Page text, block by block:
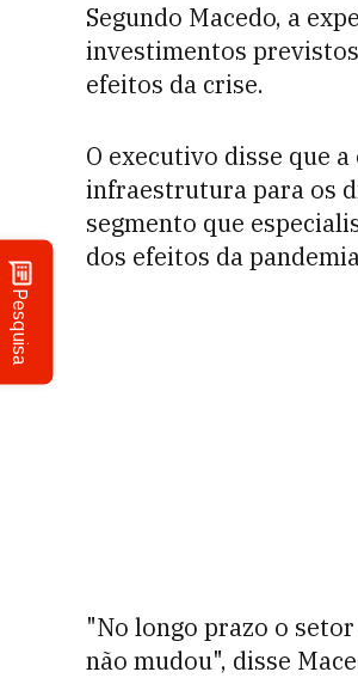
Pesquisa
Segundo Macedo, a
investimentos
efeitos da crise.
O executivo disse que
infraestrutura para os
segmento que
dos efeitos da
"No longo prazo o
não mudou", disse